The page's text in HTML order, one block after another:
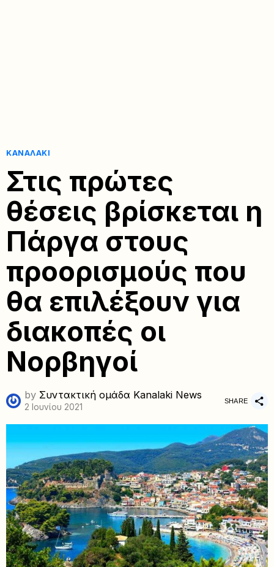
ΚΑΝΑΛΆΚΙ
Στις πρώτες
θέσεις βρίσκεται η
Πάργα στους
προορισμούς που
θα επιλέξουν για
διακοπές οι
Νορβηγοί
by Συντακτική ομάδα Kanalaki News
2 Ιουνίου 2021
SHARE